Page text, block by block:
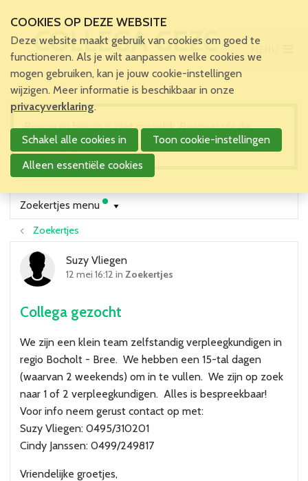
COLLEGA GEZOCHT
Reageren hierop is niet mogelijk. Reageer via de
contactgegevens die je terugvindt in het zoekertje.
Zoekertjes menu
Zoekertjes
Suzy Vliegen
12 mei 16:12 inZoekertjes
Collega gezocht
We zijn een klein team zelfstandig verpleegkundigen in
regio Bocholt - Bree. We hebben een 15-tal dagen
(waarvan 2 weekends) om in te vullen. We zijn op zoek
naar 1 of 2 verpleegkundigen. Alles is bespreekbaar!
Voor info neem gerust contact op met:
Suzy Vliegen: 0495/310201
Cindy Janssen: 0499/249817
Vriendelijke groetjes,
Main Menu
Home
Voor patiënten en zorgverleners
Verpleegkundigen
VBZV Helpcenter
Nieuws
Zoekertjes
Navormingen
Lid worden
Account
COOKIES OP DEZE WEBSITE
Deze website maakt gebruik van cookies om goed te
functioneren. Als je wilt aanpassen welke cookies we
mogen gebruiken, kan je jouw cookie-instellingen
wijzigen. Meer informatie is beschikbaar in onze
privacyverklaring.
Schakel alle cookies in
Toon cookie-instellingen
Alleen essentiële cookies